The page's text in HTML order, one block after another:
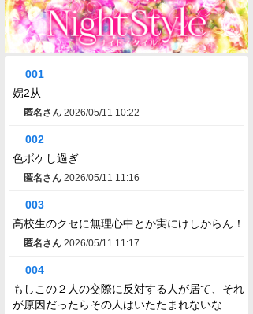
001
娚2从
匿名さん 2026/05/11 10:22
002
色ボケし過ぎ
匿名さん 2026/05/11 11:16
003
高校生のクセに無理心中とか実にけしからん！
匿名さん 2026/05/11 11:17
004
もしこの２人の交際に反対する人が居て、それ
が原因だったらその人はいたたまれないな